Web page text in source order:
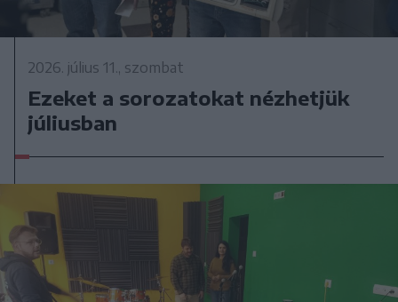
2026. július 11., szombat
Ezeket a sorozatokat nézhetjük
júliusban